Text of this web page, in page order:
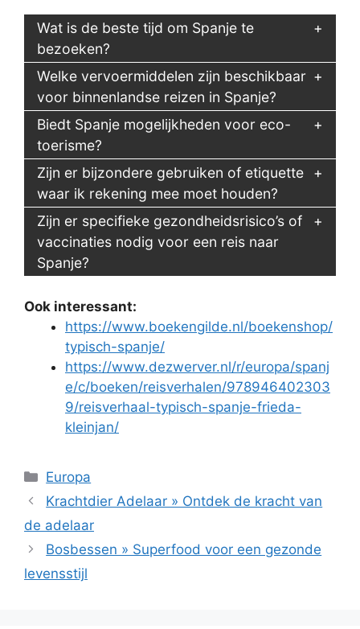
Wat is de beste tijd om Spanje te
bezoeken?
Welke vervoermiddelen zijn beschikbaar
voor binnenlandse reizen in Spanje?
Biedt Spanje mogelijkheden voor eco-
toerisme?
Zijn er bijzondere gebruiken of etiquette
waar ik rekening mee moet houden?
Zijn er specifieke gezondheidsrisico’s of
vaccinaties nodig voor een reis naar
Spanje?
Ook interessant:
https://www.boekengilde.nl/boekenshop/
typisch-spanje/
https://www.dezwerver.nl/r/europa/spanj
e/c/boeken/reisverhalen/978946402303
9/reisverhaal-typisch-spanje-frieda-
kleinjan/
Categorieën
Europa
Krachtdier Adelaar » Ontdek de kracht van
de adelaar
Bosbessen » Superfood voor een gezonde
levensstijl